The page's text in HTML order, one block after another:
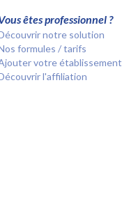
êtes professionnel ?
notre solution
formules / tarifs
votre établissement
l'affiliation